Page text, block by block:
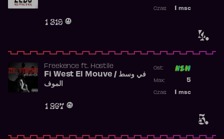
4.
1 319
msc
Czas:
5.
Freekence ft. Hostile
Fi West El Mouve / في وسط
الموف
1 267
Ost:
5
Max:
msc
Czas: